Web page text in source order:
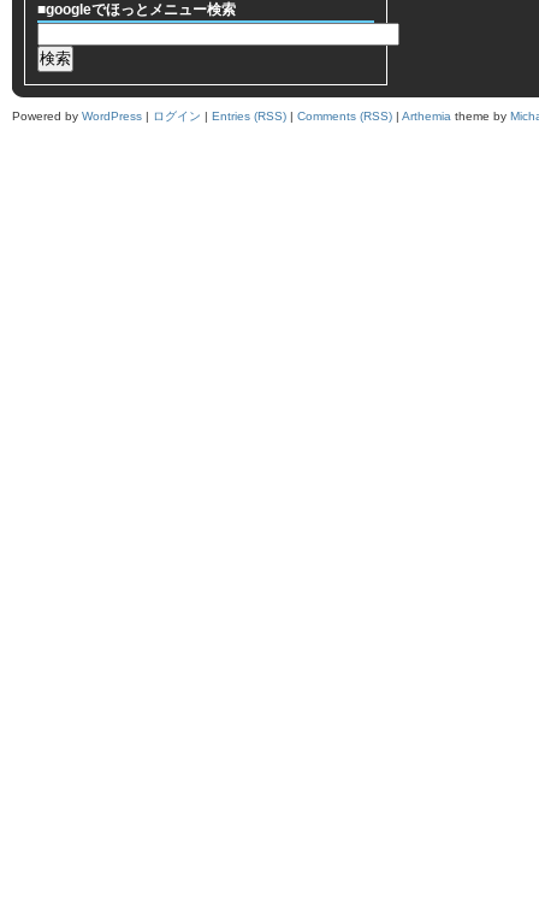
■googleでほっとメニュー検索
Powered by WordPress | ログイン | Entries (RSS) | Comments (RSS) | Arthemia theme by